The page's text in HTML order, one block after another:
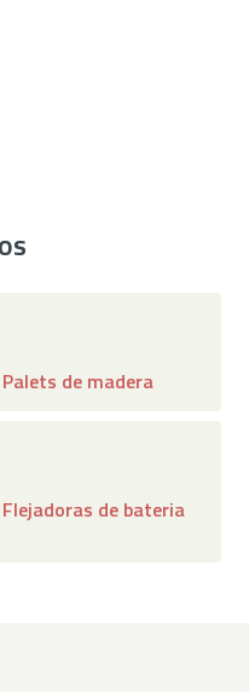
Palets de madera
Flejadoras de bateria